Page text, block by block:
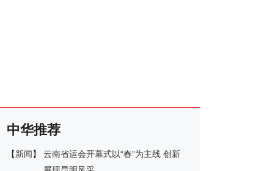
中华推荐
【新闻】
云南省运会开幕式以“春”为主线 创新